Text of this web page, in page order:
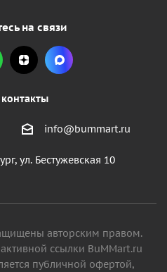
на связи
info@bummart.ru
ул. Бестужевская 10
авторским правом.
ссылки BuMMart.ru
публичной офертой,